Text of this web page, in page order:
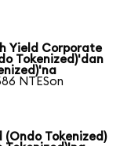
Yield Corporate
Tokenized)'dan
NTESon
(Ondo Tokenized)